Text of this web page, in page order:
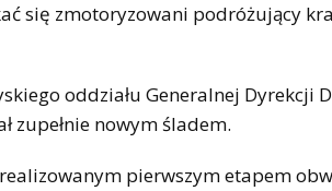
się zmotoryzowani podróżujący
oddziału Generalnej Dyrekcji
zupełnie nowym śladem.
pierwszym etapem